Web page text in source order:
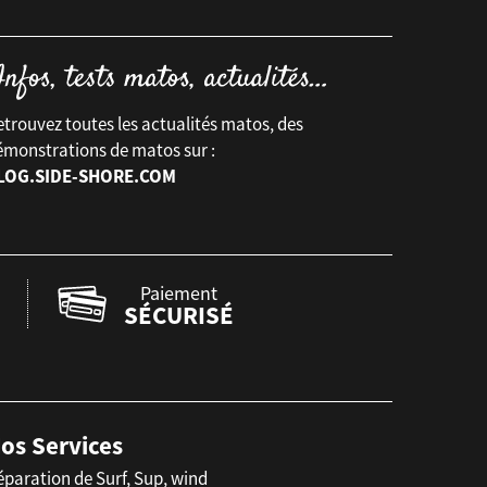
toutes les actualités matos, des
de matos sur :
SHORE.COM
Paiement
SÉCURISÉ
Services
de Surf, Sup, wind